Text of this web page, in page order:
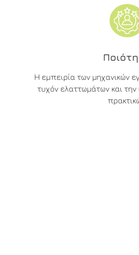
Η εμπειρία των μηχανικών
τυχόν ελαττωμάτων και